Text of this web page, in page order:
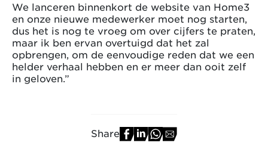
We lanceren binnenkort de website van Home3
en onze nieuwe medewerker moet nog starten,
dus het is nog te vroeg om over cijfers te praten,
maar ik ben ervan overtuigd dat het zal
opbrengen, om de eenvoudige reden dat we een
helder verhaal hebben en er meer dan ooit zelf
in geloven.”
Share